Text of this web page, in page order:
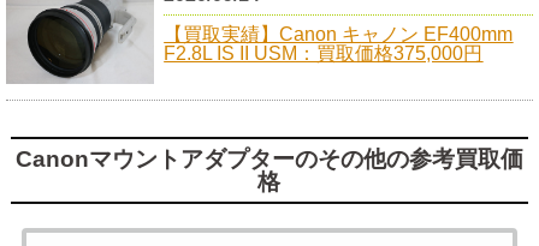
【買取実績】Canon キャノン EF400mm
F2.8L IS II USM：買取価格375,000円
Canonマウントアダプターのその他の参考買取価
格